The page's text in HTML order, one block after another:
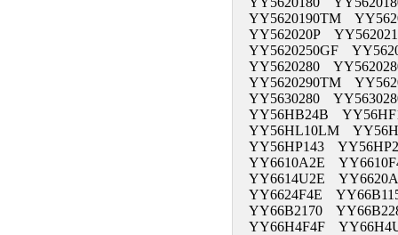
YY5620190TM
YY562020P
YY5620250GF
YY5620280
YY5620290TM
YY5630280
YY56HB24B
YY56HL10LM
YY56HP143
YY6610A2E
YY6614U2E
YY6624F4E
YY66B2170
YY66H4F4F